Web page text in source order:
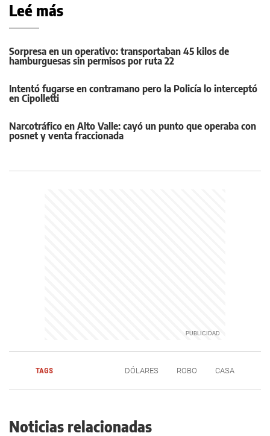
Leé más
Sorpresa en un operativo: transportaban 45 kilos de
hamburguesas sin permisos por ruta 22
Intentó fugarse en contramano pero la Policía lo interceptó
en Cipolletti
Narcotráfico en Alto Valle: cayó un punto que operaba con
posnet y venta fraccionada
TAGS DÓLARES ROBO CASA
Noticias relacionadas